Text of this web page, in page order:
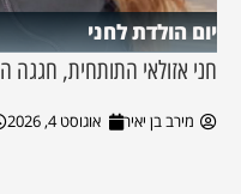
יום הולדת לחני
חני אזולאי התותחית, חגגה
מירב בן יאיר אוגוסט 4, 2026